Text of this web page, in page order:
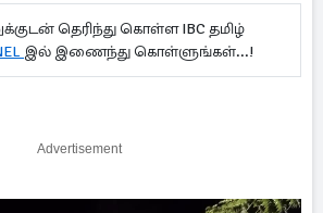
தெரிந்து கொள்ள IBC தமிழ்
இல் இணைந்து கொள்ளுங்கள்...!
Advertisement